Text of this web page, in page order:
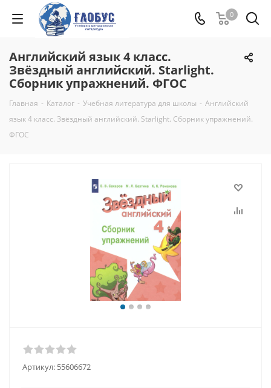
0
Английский язык 4 класс.
Звёздный английский. Starlight.
Сборник упражнений. ФГОС
Главная - Каталог - Учебная литература для школы - Английский
язык 4 класс. Звёздный английский. Starlight. Сборник упражнений.
ФГОС
Артикул: 55606672